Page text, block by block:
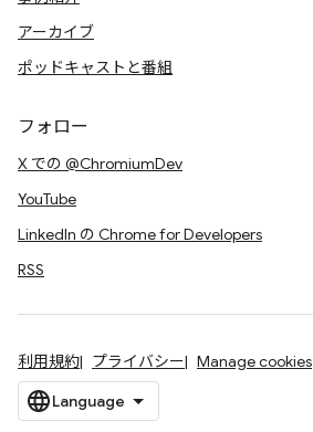
アーカイブ
ポッドキャストと番組
フォロー
X での @ChromiumDev
YouTube
LinkedIn の Chrome for Developers
RSS
利用規約 プライバシー Manage cookies